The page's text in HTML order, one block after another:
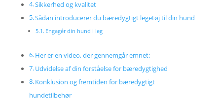
Sikkerhed og kvalitet
Sådan introducerer du bæredygtigt legetøj til din hund
Engagér din hund i leg
Her er en video, der gennemgår emnet:
Udvidelse af din forståelse for bæredygtighed
Konklusion og fremtiden for bæredygtigt
hundetilbehør